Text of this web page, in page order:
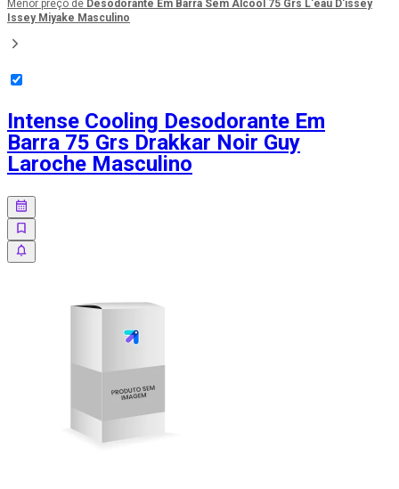
Menor preço de Desodorante Em Barra Sem Álcool 75 Grs L'eau D'issey
Issey Miyake Masculino
Intense Cooling Desodorante Em
Barra 75 Grs Drakkar Noir Guy
Laroche Masculino